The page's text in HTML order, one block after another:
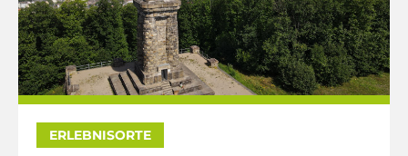
ERLEBNISORTE